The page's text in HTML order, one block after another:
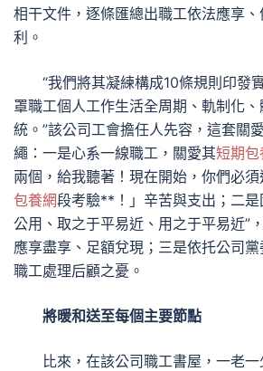
相干文件，逐條匯總出職工依法應享
利。
“我們將其凝練構成10條規則印發
罩職工個人工作生活全周期、軌制化
統。”該公司工會擔任人先容，這套關
繩：一是心系一線職工，關愛其短期包
兩個，給我聽著！現在開始，你們必
包養網段考驗**！」辛苦與支出；二是
公用、取之于平易近、用之于平易近”
應享盡享、足額兌現；三是依托公司
職工處理后顧之憂。
將暖和送至每個主要節點
比來，在該公司職工書屋，一老